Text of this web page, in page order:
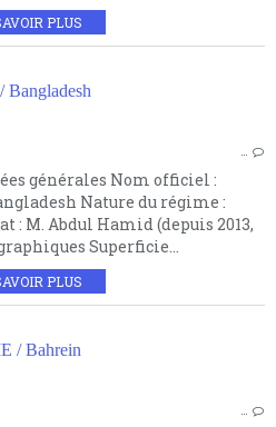
PLUS
Bangladesh
…
générales Nom officiel :
Nature du régime :
: M. Abdul Hamid (depuis 2013,
Superficie...
PLUS
/ Bahrein
…